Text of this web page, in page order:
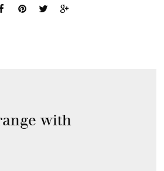
with